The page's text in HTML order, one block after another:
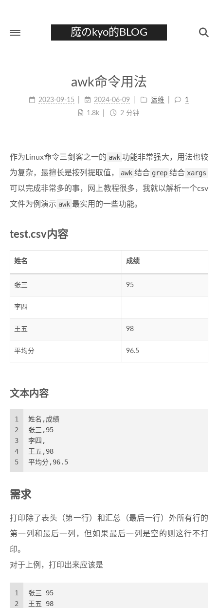
魔のkyo的BLOG
awk命令用法
2023-09-15 2024-06-09 运维
1
1.8k
2 分钟
作为Linux命令三剑客之一的 awk 功能非常强大，用法也较
为复杂，最擅长是按列提取值，
awk 结合 grep 结合 xargs
可以完成非常多的事，网上教程很多，我就以解析一个csv
文件为例演示 awk 最实用的一些功能。
test.csv内容
姓名 成绩
张三 95
李四
王五 98
平均分 96.5
文本内容
1
2
3
4
5
姓名,成绩
张三,95
李四,
王五,98
平均分,96.5
需求
打印除了表头（第一行）和汇总（最后一行）外所有行的
第一列和最后一列，但如果最后一列是空的则这行不打
印。
对于上例，打印出来应该是
1
2
张三 95
王五 98